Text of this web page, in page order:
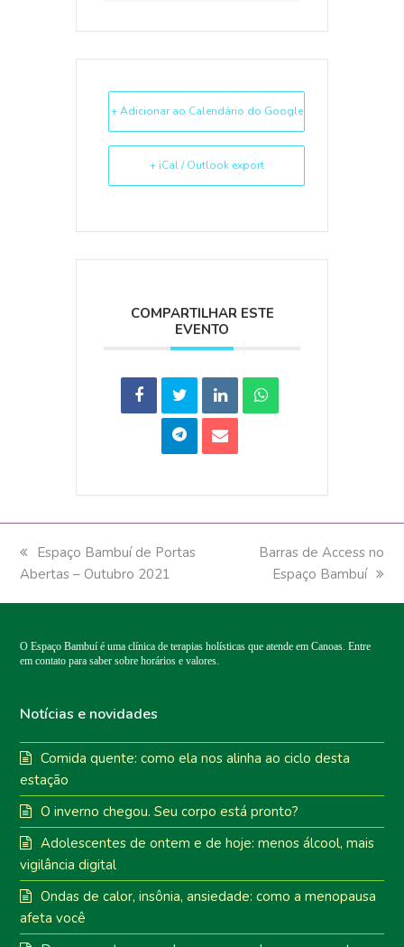
+ Adicionar ao Calendário do Google
+ iCal / Outlook export
COMPARTILHAR ESTE
EVENTO
previous
post:
Espaço Bambuí de Portas
Abertas – Outubro 2021
next
post:
Barras de Access no
Espaço Bambuí
O Espaço Bambuí é uma clínica de terapias holísticas que atende em Canoas. Entre
em contato para saber sobre horários e valores.
Notícias e novidades
Comida quente: como ela nos alinha ao ciclo desta
estação
O inverno chegou. Seu corpo está pronto?
Adolescentes de ontem e de hoje: menos álcool, mais
vigilância digital
Ondas de calor, insônia, ansiedade: como a menopausa
afeta você